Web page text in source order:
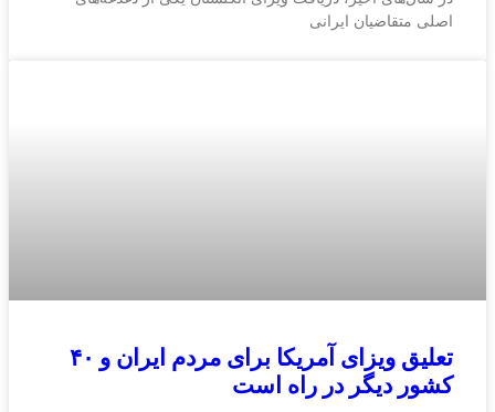
اصلی متقاضیان ایرانی
تعلیق ویزای آمریکا برای مردم ایران و ۴۰
کشور دیگر در راه است